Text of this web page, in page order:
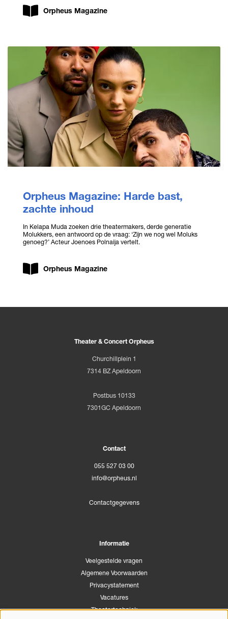
Orpheus Magazine
Orpheus Magazine: Harde bast,
zachte inhoud
In Kelapa Muda zoeken drie theatermakers, derde generatie
Molukkers, een antwoord op de vraag: ‘Zijn we nog wel Moluks
genoeg?’ Acteur Joenoes Polnaija vertelt.
Orpheus Magazine
Theater & Concert Orpheus
Churchillplein 1
7314 BZ Apeldoorn
Postbus 10133
7301GC Apeldoorn
Contact
055 527 03 00
info@orpheus.nl
Contactgegevens
Informatie
Veelgestelde vragen
Algemene Voorwaarden
Privacystatement
Vacatures
Theatertechniek